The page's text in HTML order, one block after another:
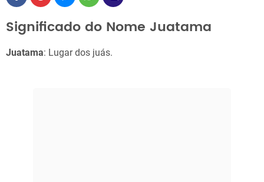
Significado do Nome Juatama
Juatama: Lugar dos juás.